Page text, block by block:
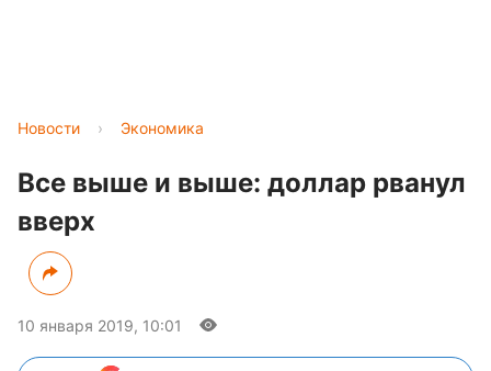
Новости › Экономика
Все выше и выше: доллар рванул
вверх
10 января 2019, 10:01